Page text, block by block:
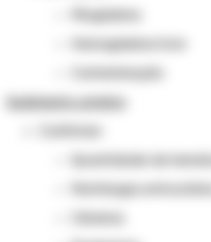
Mioglobina
Hemoglobina livre
Sedimento urinário
Morfologia eritrocitária